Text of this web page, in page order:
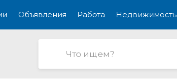
Объявления Работа Недвижимость